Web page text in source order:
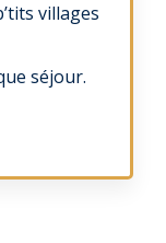
villages
séjour.